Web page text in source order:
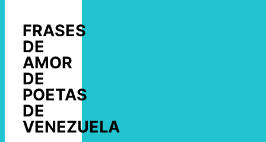
FRASES
DE
AMOR
DE
POETAS
DE
VENEZUELA